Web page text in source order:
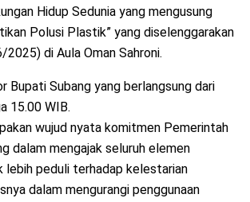
Hidup Sedunia yang mengusung
Polusi Plastik” yang diselenggarakan
di Aula Oman Sahroni.
Bupati Subang yang berlangsung dari
15.00 WIB.
wujud nyata komitmen Pemerintah
dalam mengajak seluruh elemen
lebih peduli terhadap kelestarian
dalam mengurangi penggunaan